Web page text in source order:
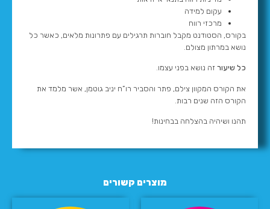
מוצרים קשורים
עקום למידה
מרכזי רווח
בקורס, הסטודנט מקבל חוברות תרגילים עם פתרונות מלאים, כאשר כל
נושא במרתון מצולם.
כל שיעור זה נושא בפני עצמו.
את הקורס המקוון צילם, פתר והסביר רו”ח יניב גוטמן, אשר מלמד את
הקורס הזה שנים רבות.
תהנו ושיהיה בהצלחה בבחינות!